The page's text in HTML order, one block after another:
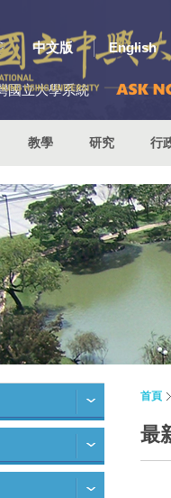
中文版 English
國立大學系統
教學 研究 行
首頁
最